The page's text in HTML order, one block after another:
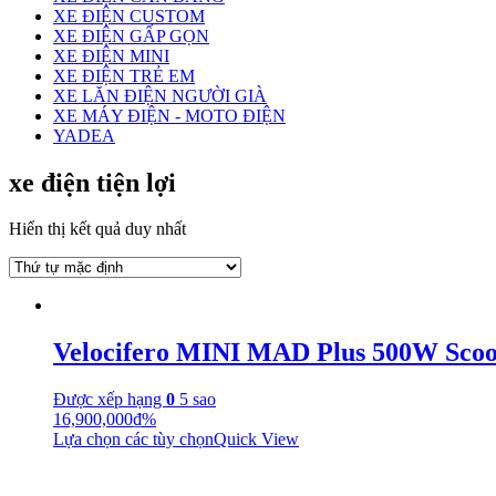
XE ĐIỆN CUSTOM
XE ĐIỆN GẤP GỌN
XE ĐIỆN MINI
XE ĐIỆN TRẺ EM
XE LĂN ĐIỆN NGƯỜI GIÀ
XE MÁY ĐIỆN - MOTO ĐIỆN
YADEA
xe điện tiện lợi
Hiển thị kết quả duy nhất
Velocifero MINI MAD Plus 500W
Được xếp hạng 0 5 sao
16,900,000₫%
Lựa chọn các tùy chọnQuick View